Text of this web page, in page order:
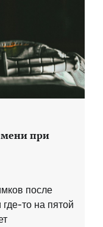
при
после
то на пятой